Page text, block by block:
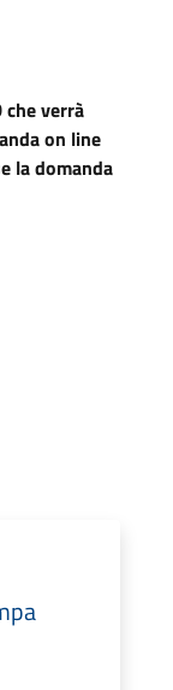
che verrà
on line
la domanda